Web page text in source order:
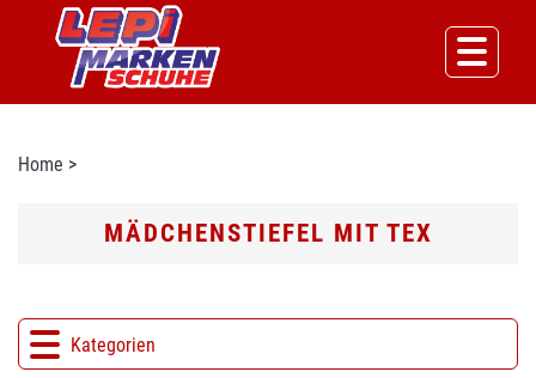
Home >
MÄDCHENSTIEFEL MIT TEX
Kategorien